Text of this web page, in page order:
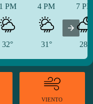
1 PM
32°
4 PM
31°
7
28°
VIENTO